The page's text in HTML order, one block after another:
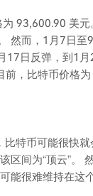
93,600.90 美
然而，1月7日至
17日反弹，到1
前，比特币价格
比特币可能很快
区间为“顶云”。
能很难维持在这个